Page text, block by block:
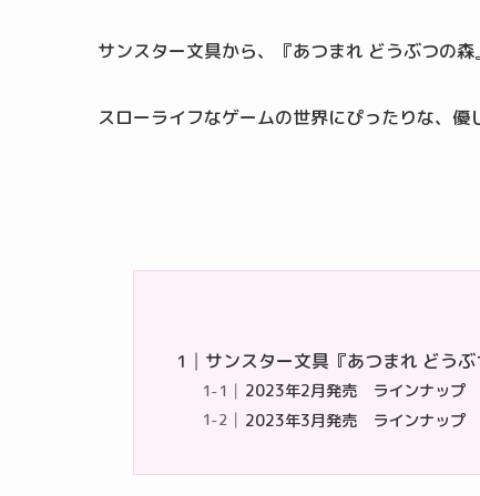
サンスター文具から、『あつまれ どうぶつの森
スローライフなゲームの世界にぴったりな、
サンスター文具『あつまれ どう
2023年2月発売 ラインナップ
2023年3月発売 ラインナップ